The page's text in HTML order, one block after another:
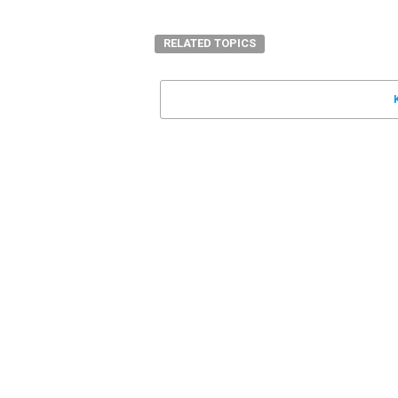
RELATED TOPICS